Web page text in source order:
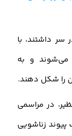
سر داشتند، با
می‌شوند و به
را شکل دهند.
در مراسمی
پیوند زناشویی